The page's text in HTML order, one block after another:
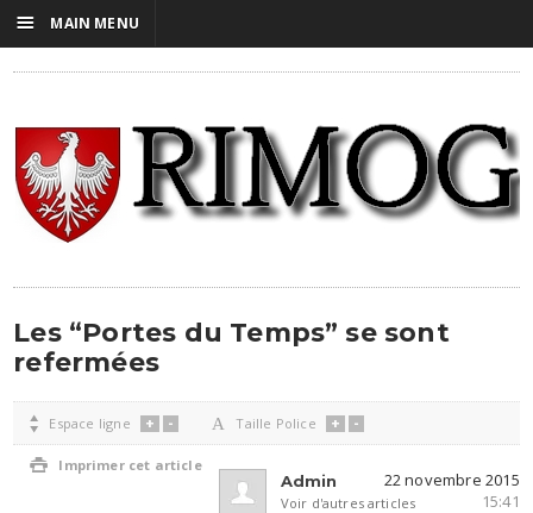
Les “Portes du Temps” se sont
refermées
 Espace ligne + - A Taille Police + -
 Imprimer cet article
Admin
Voir d'autres articles
22 novembre 2015
15:41
☰ MAIN MENU